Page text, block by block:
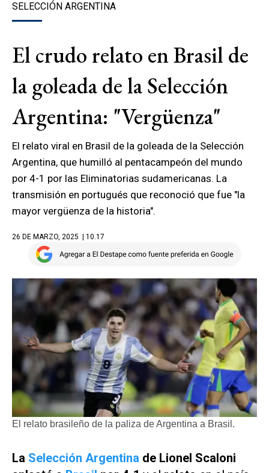
SELECCIÓN ARGENTINA
El crudo relato en Brasil de
la goleada de la Selección
Argentina: "Vergüenza"
El relato viral en Brasil de la goleada de la Selección
Argentina, que humilló al pentacampeón del mundo
por 4-1 por las Eliminatorias sudamericanas. La
transmisión en portugués que reconoció que fue "la
mayor vergüenza de la historia".
26 DE MARZO, 2025 | 10.17
El relato brasileño de la paliza de Argentina a Brasil.
La Selección Argentina de Lionel Scaloni